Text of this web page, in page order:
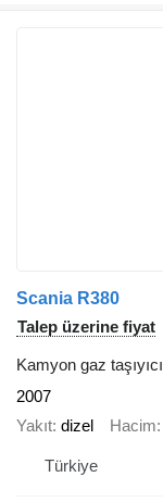
Scania R380
Talep üzerine fiyat
Kamyon gaz taşıyıcı
2007
Yakıt dizel Hacim
Türkiye